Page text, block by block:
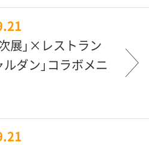
次展」×レストラン
ルダン」コラボメニ